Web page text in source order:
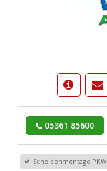
05361 85600
Scheibenmontage PKW